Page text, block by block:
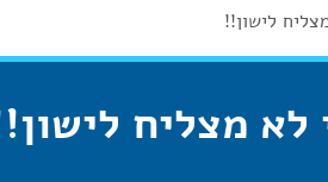
לישון!!
לא מצליח